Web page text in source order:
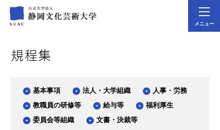
メニュー
規程集
基本事項 法人・大学組織
人事・労務
教職員の研修等
給与等
福利厚生
委員会等組織
文書・決裁等